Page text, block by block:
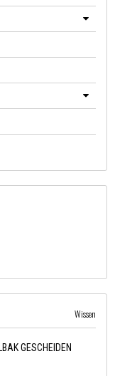
Wissen
GESCHEIDEN